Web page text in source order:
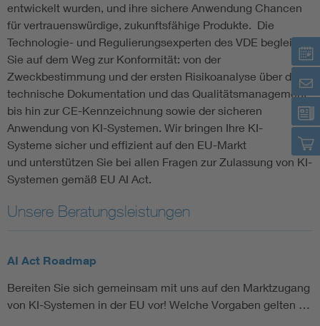
entwickelt wurden, und ihre sichere Anwendung Chancen
für vertrauenswürdige, zukunftsfähige Produkte. Die
Technologie- und Regulierungsexperten des VDE begleiten
Sie auf dem Weg zur Konformität: von der
Zweckbestimmung und der ersten Risikoanalyse über die
technische Dokumentation und das Qualitätsmanagement
bis hin zur CE-Kennzeichnung sowie der sicheren
Anwendung von KI-Systemen. Wir bringen Ihre KI-
Systeme sicher und effizient auf den EU-Markt
und unterstützen Sie bei allen Fragen zur Zulassung von KI-
Systemen gemäß EU AI Act.
Unsere Beratungsleistungen
AI Act Roadmap
Bereiten Sie sich gemeinsam mit uns auf den Marktzugang
von KI-Systemen in der EU vor! Welche Vorgaben gelten …